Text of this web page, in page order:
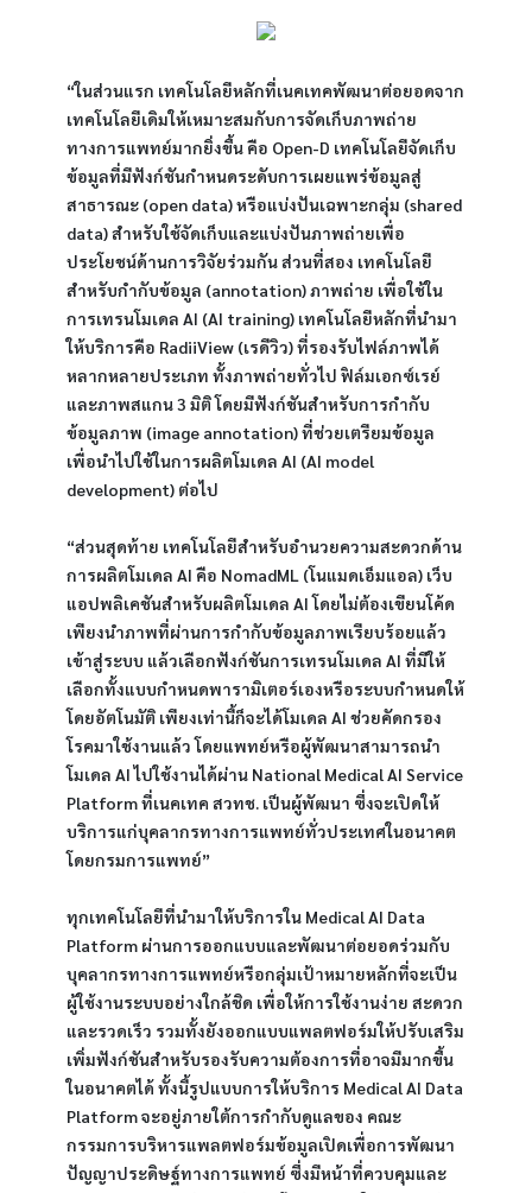
“ในส่วนแรก เทคโนโลยีหลักที่เนคเทคพัฒนาต่อยอดจาก
เทคโนโลยีเดิมให้เหมาะสมกับการจัดเก็บภาพถ่าย
ทางการแพทย์มากยิ่งขึ้น คือ Open-D เทคโนโลยีจัดเก็บ
ข้อมูลที่มีฟังก์ชันกำหนดระดับการเผยแพร่ข้อมูลสู่
สาธารณะ (open data) หรือแบ่งปันเฉพาะกลุ่ม (shared
data) สำหรับใช้จัดเก็บและแบ่งปันภาพถ่ายเพื่อ
ประโยชน์ด้านการวิจัยร่วมกัน ส่วนที่สอง เทคโนโลยี
สำหรับกำกับข้อมูล (annotation) ภาพถ่าย เพื่อใช้ใน
การเทรนโมเดล AI (AI training) เทคโนโลยีหลักที่นำมา
ให้บริการคือ RadiiView (เรดีวิว) ที่รองรับไฟล์ภาพได้
หลากหลายประเภท ทั้งภาพถ่ายทั่วไป ฟิล์มเอกซ์เรย์
และภาพสแกน 3 มิติ โดยมีฟังก์ชันสำหรับการกำกับ
ข้อมูลภาพ (image annotation) ที่ช่วยเตรียมข้อมูล
เพื่อนำไปใช้ในการผลิตโมเดล AI (AI model
development) ต่อไป
“ส่วนสุดท้าย เทคโนโลยีสำหรับอำนวยความสะดวกด้าน
การผลิตโมเดล AI คือ NomadML (โนแมดเอ็มแอล) เว็บ
แอปพลิเคชันสำหรับผลิตโมเดล AI โดยไม่ต้องเขียนโค้ด
เพียงนำภาพที่ผ่านการกำกับข้อมูลภาพเรียบร้อยแล้ว
เข้าสู่ระบบ แล้วเลือกฟังก์ชันการเทรนโมเดล AI ที่มีให้
เลือกทั้งแบบกำหนดพารามิเตอร์เองหรือระบบกำหนดให้
โดยอัตโนมัติ เพียงเท่านี้ก็จะได้โมเดล AI ช่วยคัดกรอง
โรคมาใช้งานแล้ว โดยแพทย์หรือผู้พัฒนาสามารถนำ
โมเดล AI ไปใช้งานได้ผ่าน National Medical AI Service
Platform ที่เนคเทค สวทช. เป็นผู้พัฒนา ซึ่งจะเปิดให้
บริการแก่บุคลากรทางการแพทย์ทั่วประเทศในอนาคต
โดยกรมการแพทย์”
ทุกเทคโนโลยีที่นำมาให้บริการใน Medical AI Data
Platform ผ่านการออกแบบและพัฒนาต่อยอดร่วมกับ
บุคลากรทางการแพทย์หรือกลุ่มเป้าหมายหลักที่จะเป็น
ผู้ใช้งานระบบอย่างใกล้ชิด เพื่อให้การใช้งานง่าย สะดวก
และรวดเร็ว รวมทั้งยังออกแบบแพลตฟอร์มให้ปรับเสริม
เพิ่มฟังก์ชันสำหรับรองรับความต้องการที่อาจมีมากขึ้น
ในอนาคตได้ ทั้งนี้รูปแบบการให้บริการ Medical AI Data
Platform จะอยู่ภายใต้การกำกับดูแลของ คณะ
กรรมการบริหารแพลตฟอร์มข้อมูลเปิดเพื่อการพัฒนา
ปัญญาประดิษฐ์ทางการแพทย์ ซึ่งมีหน้าที่ควบคุมและ